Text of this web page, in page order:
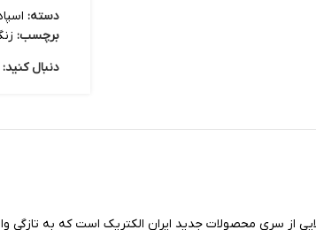
دسته:
برچسب:
دنبال کنید:
از سری محصولات جدید ایران الکتریک است که به تازگی